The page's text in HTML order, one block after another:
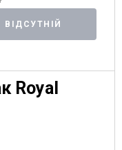
ВІДСУТНІЙ
Royal